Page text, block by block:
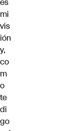
mi
vis
ión
y,
co
m
o
te
di
go